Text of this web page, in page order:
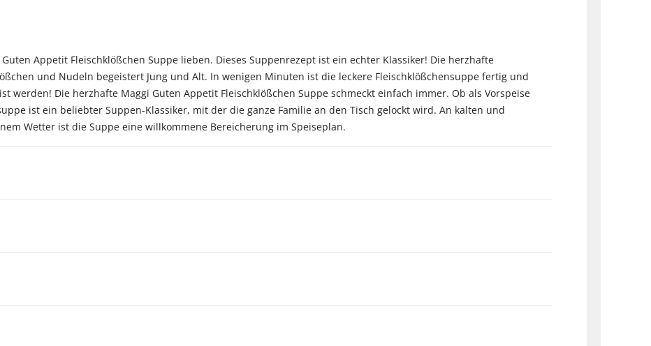
Appetit Fleischklößchen Suppe lieben. Dieses Suppenrezept ist ein echter Klassiker! Die herzhafte
und Nudeln begeistert Jung und Alt. In wenigen Minuten ist die leckere Fleischklößchensuppe fertig und
werden! Die herzhafte Maggi Guten Appetit Fleischklößchen Suppe schmeckt einfach immer. Ob als Vorspeise
ist ein beliebter Suppen-Klassiker, mit der die ganze Familie an den Tisch gelockt wird. An kalten und
Wetter ist die Suppe eine willkommene Bereicherung im Speiseplan.